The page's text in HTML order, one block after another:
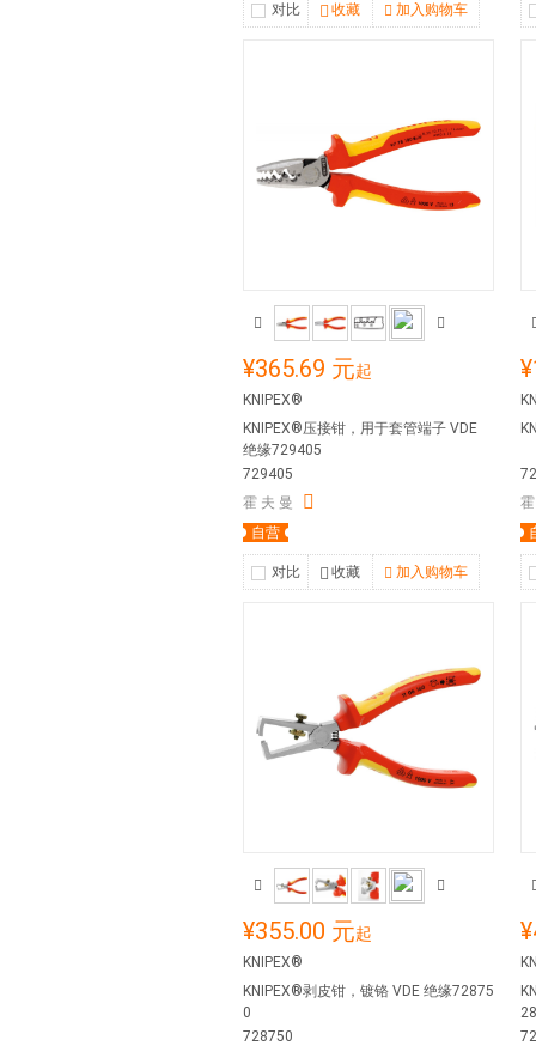
对比 收藏 加入购物车
¥365.69 元起
KNIPEX®
KNIPEX®压接钳，用于套管端子 VDE
绝缘729405
729405
霍 夫 曼
自营
对比 收藏 加入购物车
¥355.00 元起
KNIPEX®
KNIPEX®剥皮钳，镀铬 VDE 绝缘72875
0
728750